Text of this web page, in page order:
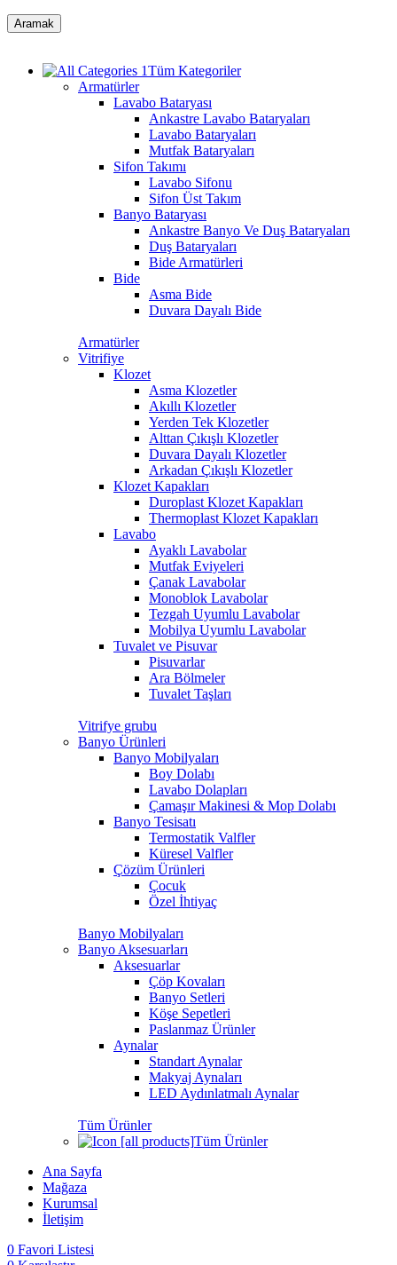
Aramak
Tüm Kategoriler
Armatürler
Lavabo Bataryası
Ankastre Lavabo Bataryaları
Lavabo Bataryaları
Mutfak Bataryaları
Sifon Takımı
Lavabo Sifonu
Sifon Üst Takım
Banyo Bataryası
Ankastre Banyo Ve Duş Bataryaları
Duş Bataryaları
Bide Armatürleri
Bide
Asma Bide
Duvara Dayalı Bide
Armatürler
Vitrifiye
Klozet
Asma Klozetler
Akıllı Klozetler
Yerden Tek Klozetler
Alttan Çıkışlı Klozetler
Duvara Dayalı Klozetler
Arkadan Çıkışlı Klozetler
Klozet Kapakları
Duroplast Klozet Kapakları
Thermoplast Klozet Kapakları
Lavabo
Ayaklı Lavabolar
Mutfak Eviyeleri
Çanak Lavabolar
Monoblok Lavabolar
Tezgah Uyumlu Lavabolar
Mobilya Uyumlu Lavabolar
Tuvalet ve Pisuvar
Pisuvarlar
Ara Bölmeler
Tuvalet Taşları
Vitrifye grubu
Banyo Ürünleri
Banyo Mobilyaları
Boy Dolabı
Lavabo Dolapları
Çamaşır Makinesi & Mop Dolabı
Banyo Tesisatı
Termostatik Valfler
Küresel Valfler
Çözüm Ürünleri
Çocuk
Özel İhtiyaç
Banyo Mobilyaları
Banyo Aksesuarları
Aksesuarlar
Çöp Kovaları
Banyo Setleri
Köşe Sepetleri
Paslanmaz Ürünler
Aynalar
Standart Aynalar
Makyaj Aynaları
LED Aydınlatmalı Aynalar
Tüm Ürünler
Tüm Ürünler
Ana Sayfa
Mağaza
Kurumsal
İletişim
0 Favori Listesi